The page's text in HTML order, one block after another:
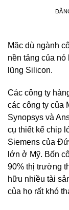
Mặc dù ngành
nền tảng của
lũng Silicon.
Các công ty
các công ty của
Synopsys và
cụ thiết kế chip
Siemens của
lớn ở Mỹ. Bốn
90% thị trường
hữu nhiều tài
của họ rất khó